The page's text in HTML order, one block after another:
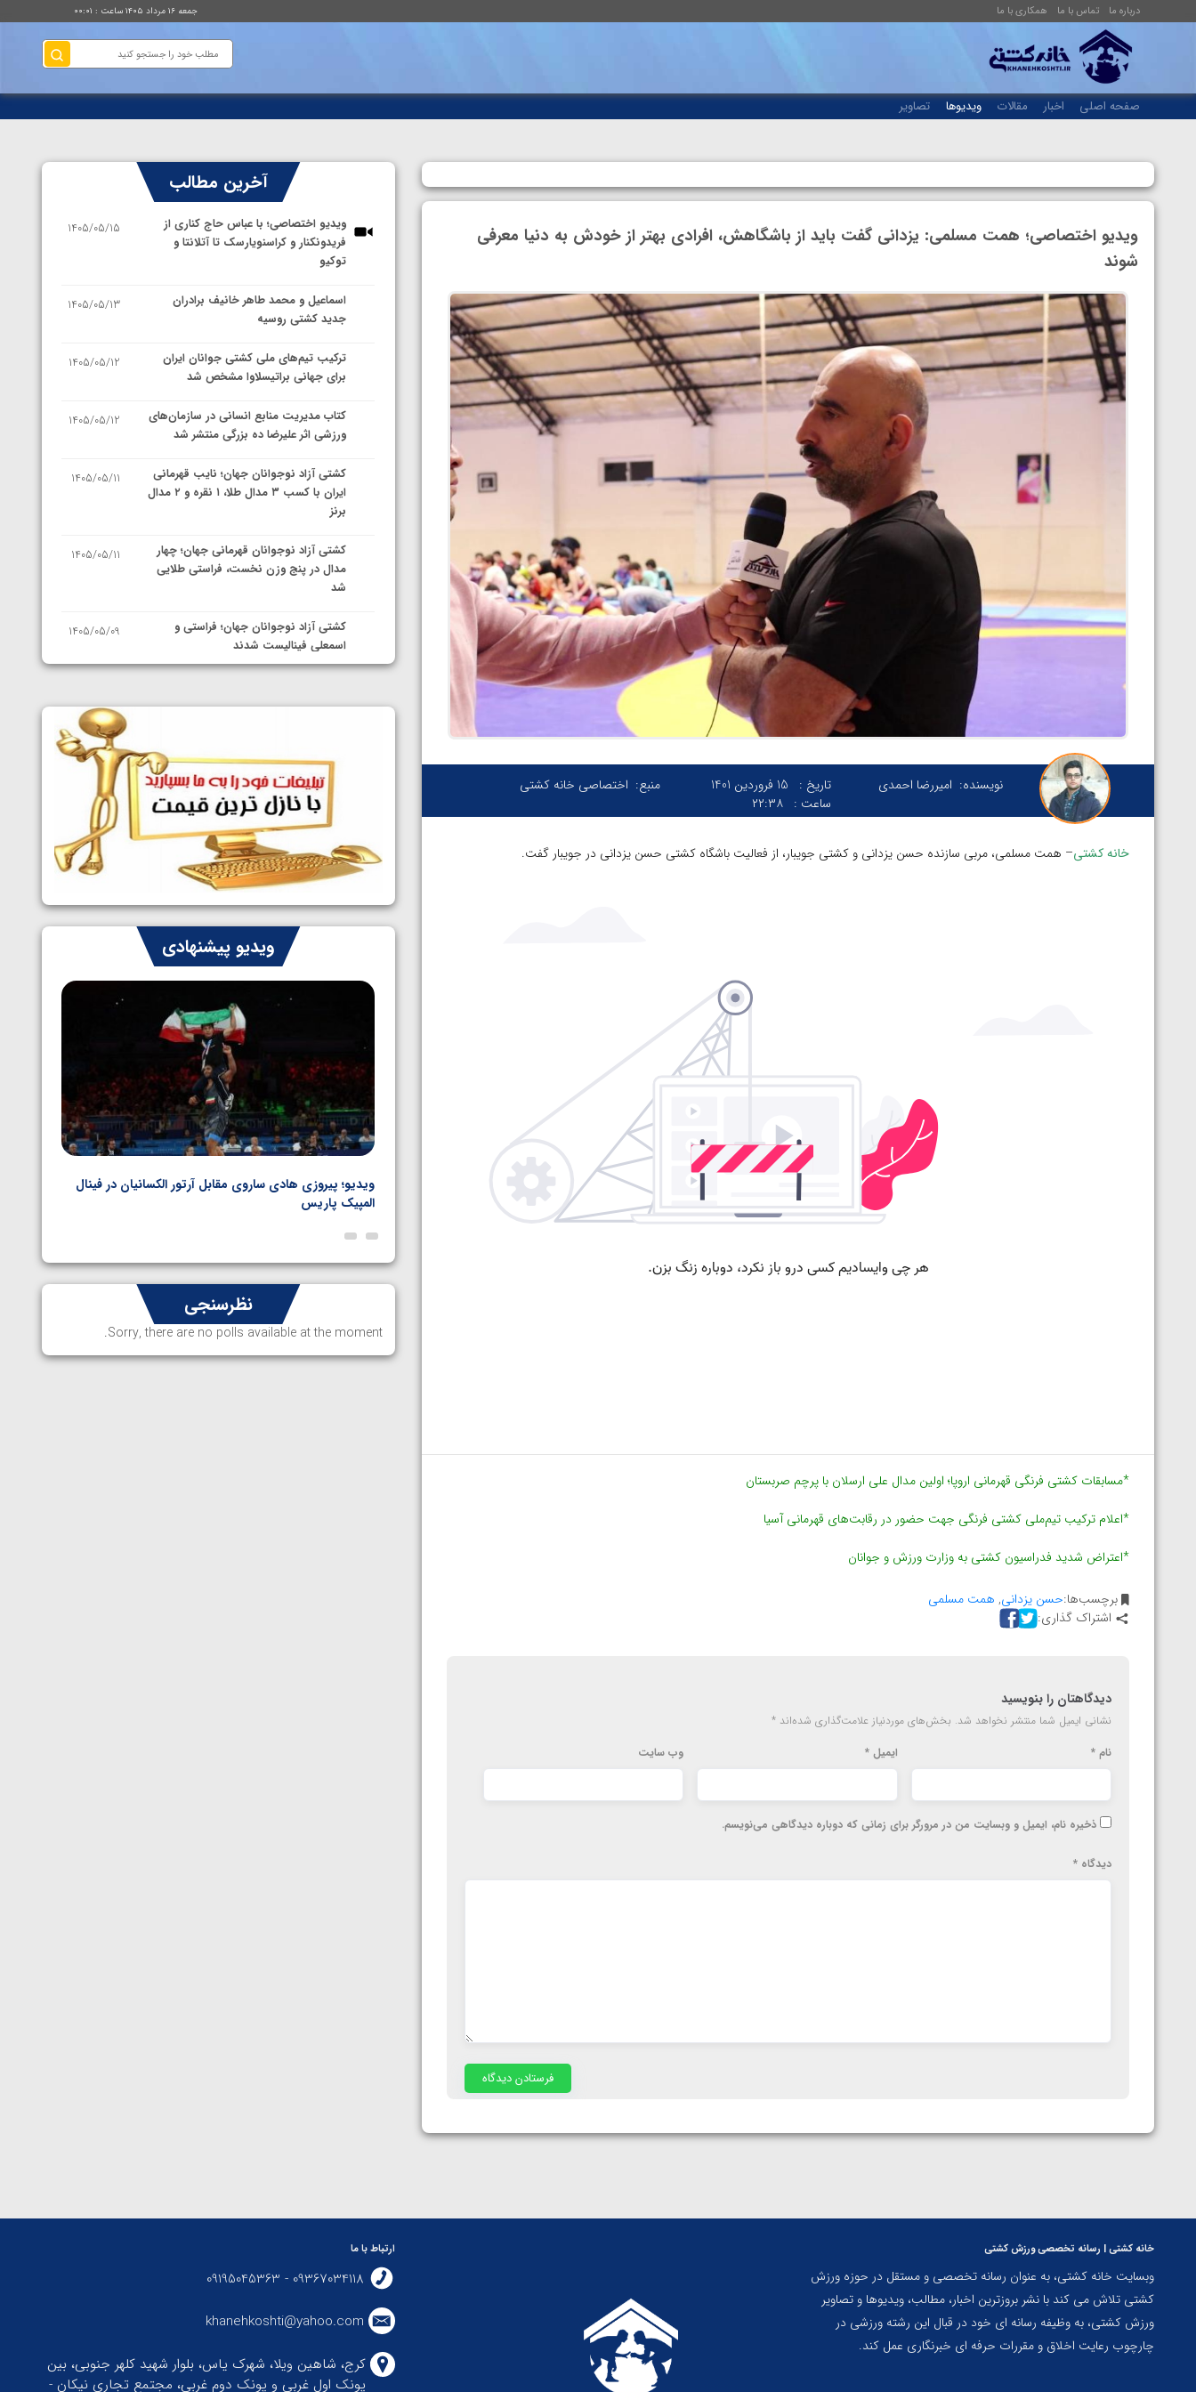
درباره ما تماس با ما همکاری با ما جمعه ۱۶ مرداد ۱۴۰۵ ساعت : ۰۰:۰۱
صفحه اصلی اخبار مقالات ویدیوها تصاویر
ویدیو اختصاصی؛ همت مسلمی: یزدانی گفت باید از باشگاهش، افرادی بهتر از خودش به دنیا معرفی
شوند
نویسنده: امیررضا احمدی تاریخ :
15 فروردین 1401
ساعت : ۲۲:۳۸
منبع: اختصاصی خانه کشتی
خانه کشتی– همت مسلمی، مربی سازنده حسن یزدانی و کشتی جویبار، از فعالیت باشگاه کشتی حسن یزدانی در جویبار گفت.
*مسابقات کشتی فرنگی قهرمانی اروپا؛ اولین مدال علی ارسلان با پرچم صربستان
*اعلام ترکیب تیم‌ملی کشتی فرنگی جهت حضور در رقابت‌های قهرمانی آسیا
*اعتراض شدید فدراسیون کشتی به وزارت ورزش و جوانان
برچسب‌ها:حسن یزدانی, همت مسلمی
اشتراک گذاری:
دیدگاهتان را بنویسید
نشانی ایمیل شما منتشر نخواهد شد. بخش‌های موردنیاز علامت‌گذاری شده‌اند *
نام * ایمیل* وب‌ سایت
ذخیره نام، ایمیل و وبسایت من در مرورگر برای زمانی که دوباره دیدگاهی می‌نویسم.
دیدگاه *
آخرین مطالب
ویدیو اختصاصی؛ با عباس حاج کناری از
فریدونکنار و کراسنویارسک تا آتلانتا و
توکیو
1405/05/15
اسماعیل و محمد طاهر خانیف برادران
جدید کشتی روسیه
1405/05/13
ترکیب تیم‌های ملی کشتی جوانان ایران
برای جهانی براتیسلاوا مشخص شد
1405/05/12
کتاب مدیریت منابع انسانی در سازمان‌های
ورزشی اثر علیرضا ده بزرگی منتشر شد
1405/05/12
کشتی آزاد نوجوانان جهان؛ نایب قهرمانی
ایران با کسب ۳ مدال طلا، ۱ نقره و ۲ مدال
برنز
1405/05/11
کشتی آزاد نوجوانان قهرمانی جهان؛ چهار
مدال در پنج وزن نخست، فراستی طلایی
شد
1405/05/11
کشتی آزاد نوجوانان جهان؛ فراستی و
اسمعلی فینالیست شدند
1405/05/09
نمایندگان ایران مشخص شدند
سوم برای ایران
1405/05/07
ایران چشم به راه چهار مدال در پنج وزن
دوم کشتی فرنگی نوجوانان جهان
1405/05/06
ویدیو پیشنهادی
ویدیو؛ باخت امین کاویانی نژاد مقابل مالخاز آمویان از
ویدیو؛ صعود حسن یزدانی به فینال المپیک با برتری مقابل
ناظم امینه
ویدیو؛ پیروزی هادی ساروی مقابل آرتور الکسانیان در فینال
المپیک پاریس
نظرسنجی
Sorry, there are no polls available at the moment.
خانه کشتی | رسانه تخصصی ورزش کشتی
وبسایت خانه کشتی، به عنوان رسانه تخصصی و مستقل در حوزه ورزش
کشتی تلاش می کند با نشر بروزترین اخبار، مطالب، ویدیوها و تصاویر
ورزش کشتی، به وظیفه رسانه ای خود در قبال این رشته ورزشی در
چارچوب رعایت اخلاق و مقررات حرفه ای خبرنگاری عمل کند.
ارتباط با ما
09367034118 - 09195045363
khanehkoshti@yahoo.com
کرج، شاهین ویلا، شهرک یاس، بلوار شهید کلهر جنوبی، بین
پونک اول غربی و پونک دوم غربی، مجتمع تجاری نیکان -